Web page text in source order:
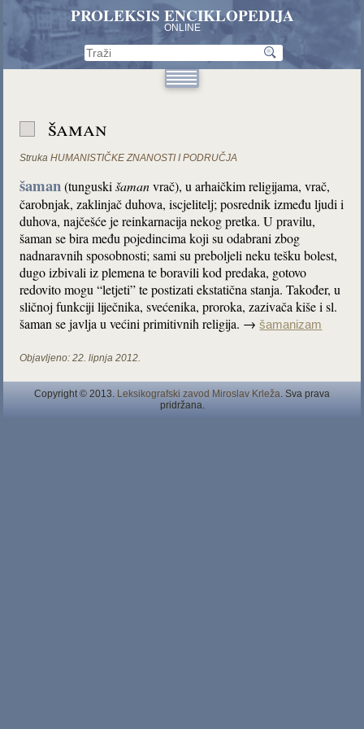
PROLEKSIS ENCIKLOPEDIJA
ONLINE
šaman
Struka HUMANISTIČKE ZNANOSTI I PODRUČJA
šaman (tunguskišamanvrač), u arhaičkim religijama, vrač,
čarobnjak, zaklinjač duhova, iscjelitelj; posrednik između ljudi i
duhova, najčešće je reinkarnacija nekog pretka. U pravilu,
šaman se bira među pojedincima koji su odabrani zbog
nadnaravnih sposobnosti; sami su preboljeli neku tešku bolest,
dugo izbivali iz plemena te boravili kod predaka, gotovo
redovito mogu “letjeti” te postizati ekstatična stanja. Također, u
sličnoj funkciji liječnika, svećenika, proroka, zazivača kiše i sl.
šaman se javlja u većini primitivnih religija. →šamanizam
Objavljeno: 22. lipnja 2012.
Copyright © 2013. Leksikografski zavod Miroslav Krleža. Sva prava
pridržana.